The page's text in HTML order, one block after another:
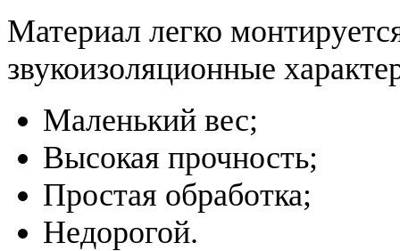
Материал легко
звукоизоляционные
Маленький вес;
Высокая прочность;
Простая обработка;
Недорогой.